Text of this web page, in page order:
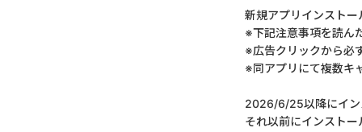
新規アプリインスト
※下記注意事項を読ん
※広告クリックから必
※同アプリにて複数キ
2026/6/25以降にイン
それ以前にインスト